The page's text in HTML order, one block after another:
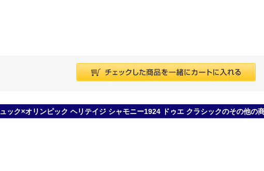
ック×オリンピック ヘリテイジ シャモニー1924 ドゥエ クラシックのその他の